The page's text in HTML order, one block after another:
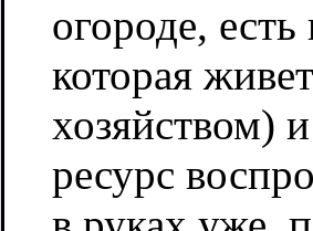
огороде, есть
которая
хозяйством)
ресурс